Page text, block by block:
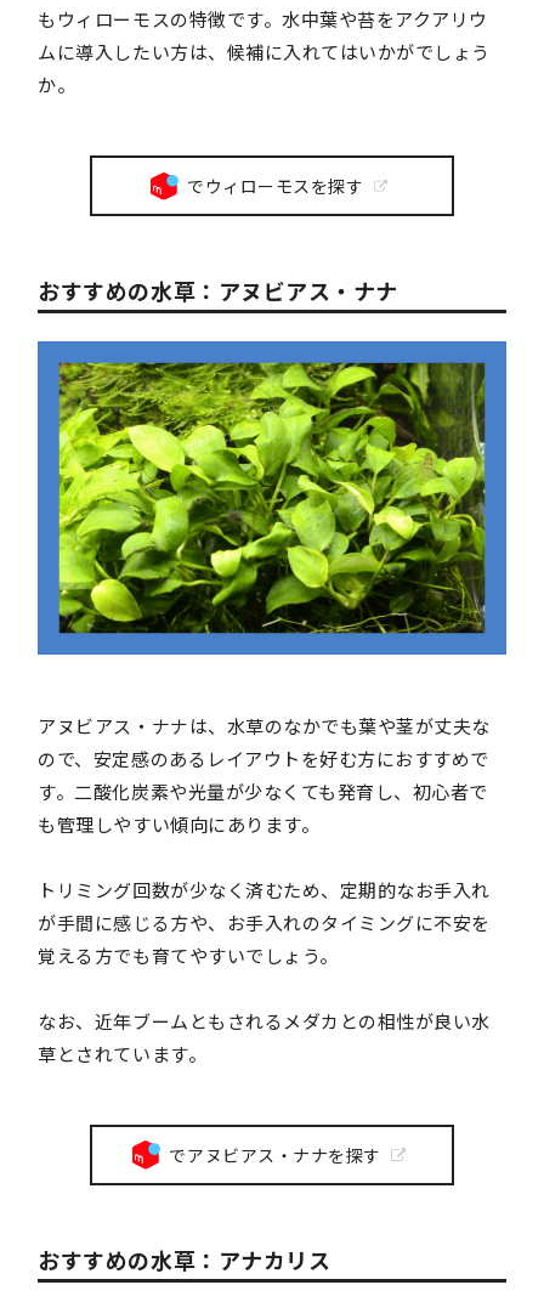
もウィローモスの特徴です。水中葉や苔をアクアリウ
ムに導入したい方は、候補に入れてはいかがでしょう
か。
でウィローモスを探す
おすすめの水草：アヌビアス・ナナ
アヌビアス・ナナは、水草のなかでも葉や茎が丈夫な
ので、安定感のあるレイアウトを好む方におすすめで
す。二酸化炭素や光量が少なくても発育し、初心者で
も管理しやすい傾向にあります。
トリミング回数が少なく済むため、定期的なお手入れ
が手間に感じる方や、お手入れのタイミングに不安を
覚える方でも育てやすいでしょう。
なお、近年ブームともされるメダカとの相性が良い水
草とされています。
でアヌビアス・ナナを探す
おすすめの水草：アナカリス